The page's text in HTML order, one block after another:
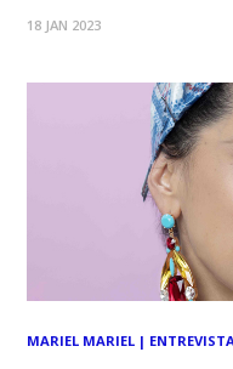
Chile para encabezar el
Medicina". Tras su
18 JAN 2023
MARIEL MARIEL |